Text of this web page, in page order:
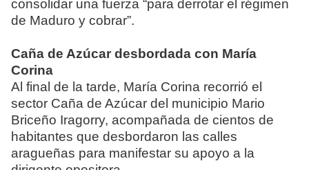
consolidar una fuerza “para derrotar el régimen
de Maduro y cobrar”.
Caña de Azúcar desbordada con María
Corina
Al final de la tarde, María Corina recorrió el
sector Caña de Azúcar del municipio Mario
Briceño Iragorry, acompañada de cientos de
habitantes que desbordaron las calles
aragueñas para manifestar su apoyo a la